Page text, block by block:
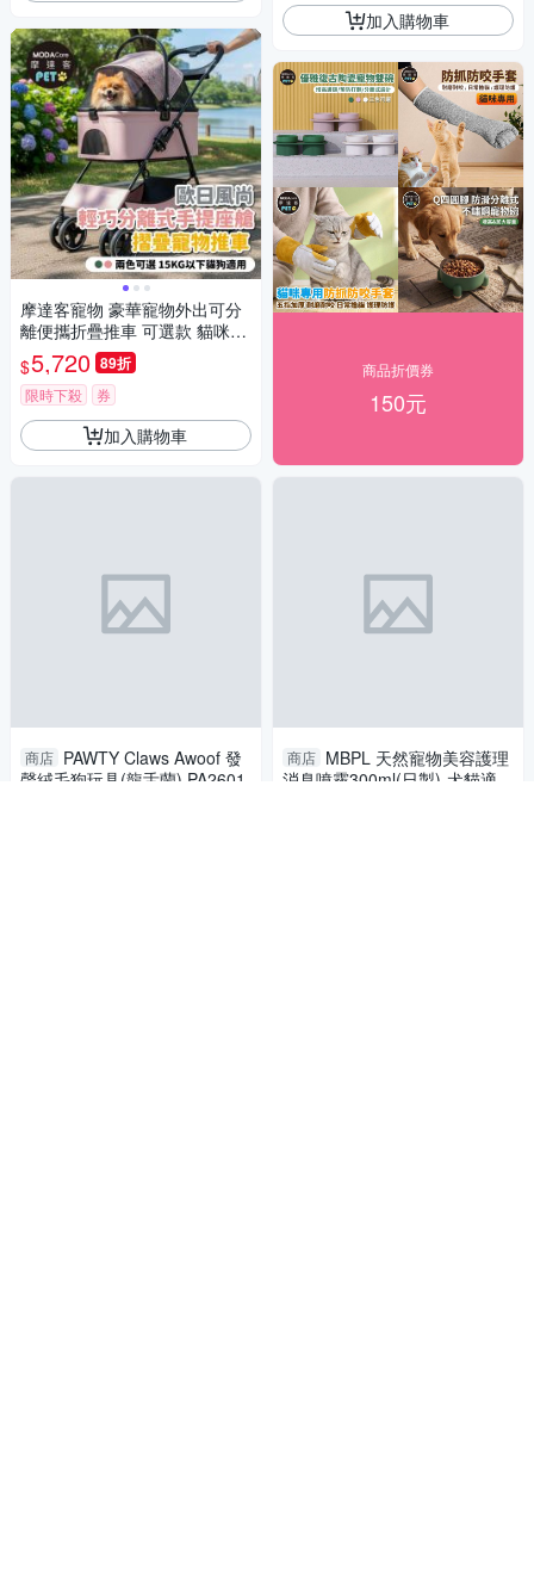
摩達客寵物 豪華寵物外出可分
離便攜折疊推車 可選款 貓咪狗
狗適用
$5,720 89折
限時下殺 券
加入購物車
商店 PAWTY Claws Awoof 發
聲絨毛狗玩具(龍舌蘭) PA2601
加入購物車
商品折價券
150元
商店 MBPL 天然寵物美容護理
消臭噴霧300ml(日製)-犬貓適用